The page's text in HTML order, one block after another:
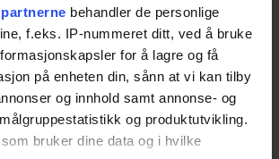
behandler de personlige
f.eks. IP-nummeret ditt, ved å bruke
for å lagre og få
på enheten din, sånn at vi kan tilby
og innhold samt annonse- og
og produktutvikling.
bruker dine data og i hvilke
1 test.Pris fra2 299,-